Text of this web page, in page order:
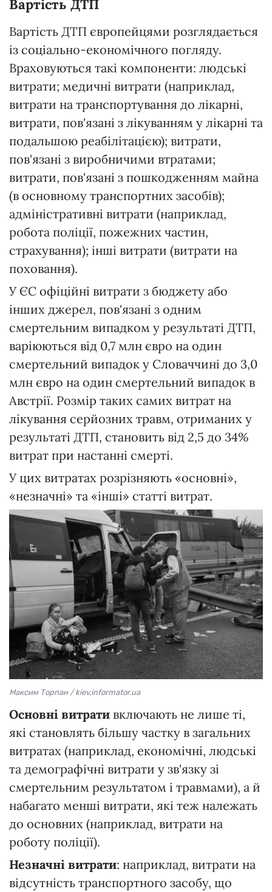
Вартість ДТП
Вартість ДТП європейцями розглядається
із соціально-економічного погляду.
Враховуються такі компоненти: людські
витрати; медичні витрати (наприклад,
витрати на транспортування до лікарні,
витрати, пов'язані з лікуванням у лікарні та
подальшою реабілітацією); витрати,
пов'язані з виробничими втратами;
витрати, пов'язані з пошкодженням майна
(в основному транспортних засобів);
адміністративні витрати (наприклад,
робота поліції, пожежних частин,
страхування); інші витрати (витрати на
поховання).
У ЄС офіційні витрати з бюджету або
інших джерел, пов'язані з одним
смертельним випадком у результаті ДТП,
варіюються від 0,7 млн євро на один
смертельний випадок у Словаччині до 3,0
млн євро на один смертельний випадок в
Австрії. Розмір таких самих витрат на
лікування серйозних травм, отриманих у
результаті ДТП, становить від 2,5 до 34%
витрат при настанні смерті.
У цих витратах розрізняють «основні»,
«незначні» та «інші» статті витрат.
Максим Торпан / kiev.informator.ua
Основні витрати включають не лише ті,
які становлять більшу частку в загальних
витратах (наприклад, економічні, людські
та демографічні витрати у зв'язку зі
смертельним результатом і травмами), а й
набагато менші витрати, які теж належать
до основних (наприклад, витрати на
роботу поліції).
Незначні витрати: наприклад, витрати на
відсутність транспортного засобу, що